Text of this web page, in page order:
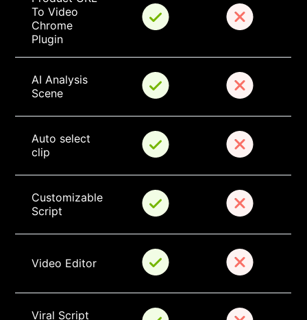
To Video
Chrome
Plugin
AI Analysis
Scene
Auto select
clip
Customizable
Script
Video Editor
Viral Script